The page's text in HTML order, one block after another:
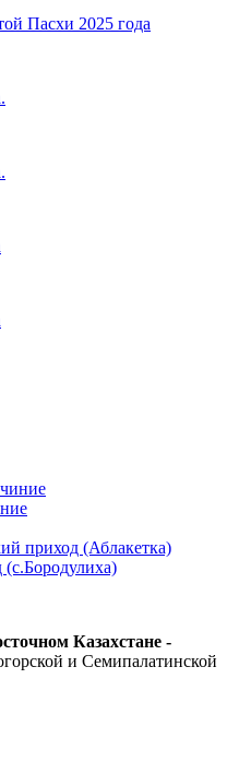
Пасхи 2025 года
приход (Аблакетка)
Казахстане -
и Семипалатинской